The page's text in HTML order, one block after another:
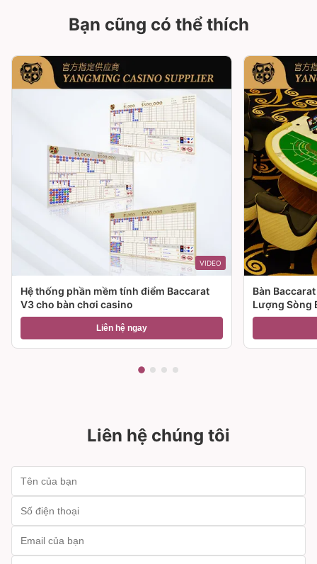
Bạn cũng có thể thích
VIDEO
Hệ thống phần mềm tính điểm Baccarat
V3 cho bàn chơi casino
Liên hệ ngay
Bàn
Lượng Sòng
Liên hệ chúng tôi